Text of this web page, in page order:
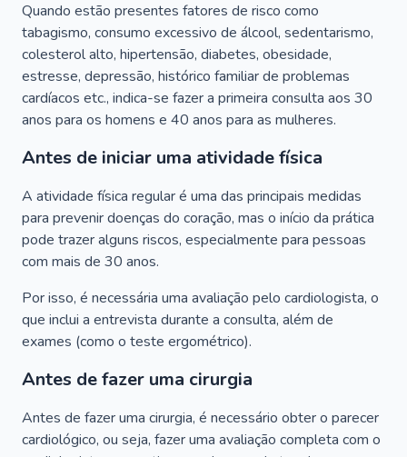
Quando estão presentes fatores de risco como
tabagismo, consumo excessivo de álcool, sedentarismo,
colesterol alto, hipertensão, diabetes, obesidade,
estresse, depressão, histórico familiar de problemas
cardíacos etc., indica-se fazer a primeira consulta aos 30
anos para os homens e 40 anos para as mulheres.
Antes de iniciar uma atividade física
A atividade física regular é uma das principais medidas
para prevenir doenças do coração, mas o início da prática
pode trazer alguns riscos, especialmente para pessoas
com mais de 30 anos.
Por isso, é necessária uma avaliação pelo cardiologista, o
que inclui a entrevista durante a consulta, além de
exames (como o teste ergométrico).
Antes de fazer uma cirurgia
Antes de fazer uma cirurgia, é necessário obter o parecer
cardiológico, ou seja, fazer uma avaliação completa com o